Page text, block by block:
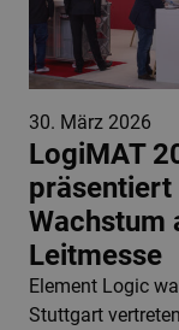
30. März 2026
LogiMAT
präsentiert
Wachstum
Leitmesse
Element Logic
Stuttgart